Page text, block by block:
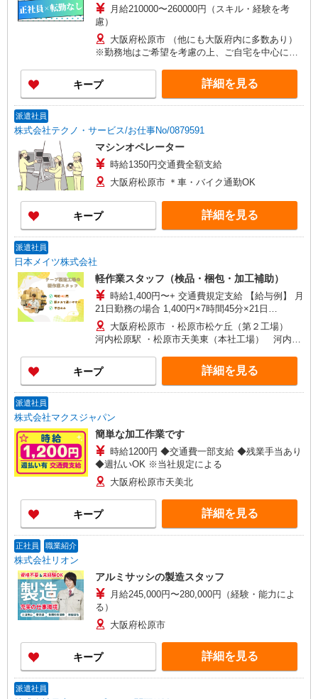
月給210000〜260000円（スキル・経験を考
慮）
大阪府松原市 （他にも大阪府内に多数あり）
※勤務地はご希望を考慮の上、ご自宅を中心に通
し）
キープ 詳細を見る
派遣社員
株式会社テクノ・サービス/お仕事No/0879591
マシンオペレーター
時給1350円交通費全額支給
大阪府松原市 ＊車・バイク通勤OK
キープ 詳細を見る
派遣社員
日本メイツ株式会社
軽作業スタッフ（検品・梱包・加工補助）
時給1,400円〜+ 交通費規定支給 【給与例】 月
21日勤務の場合 1,400円×7時間45分×21日
→227,850円
大阪府松原市 ・松原市松ケ丘（第２工場）
河内松原駅 ・松原市天美東（本社工場） 河内天
勤OK
キープ 詳細を見る
派遣社員
株式会社マクスジャパン
簡単な加工作業です
時給1200円 ◆交通費一部支給 ◆残業手当あり
◆週払いOK ※当社規定による
大阪府松原市天美北
キープ 詳細を見る
正社員 職業紹介
株式会社リオン
アルミサッシの製造スタッフ
月給245,000円〜280,000円（経験・能力によ
る）
大阪府松原市
キープ 詳細を見る
派遣社員